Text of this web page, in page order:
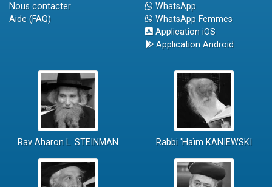
Nous contacter
Aide (FAQ)
WhatsApp
WhatsApp Femmes
Application iOS
Application Android
Rav Aharon L. STEINMAN Rabbi 'Haïm KANIEWSKI